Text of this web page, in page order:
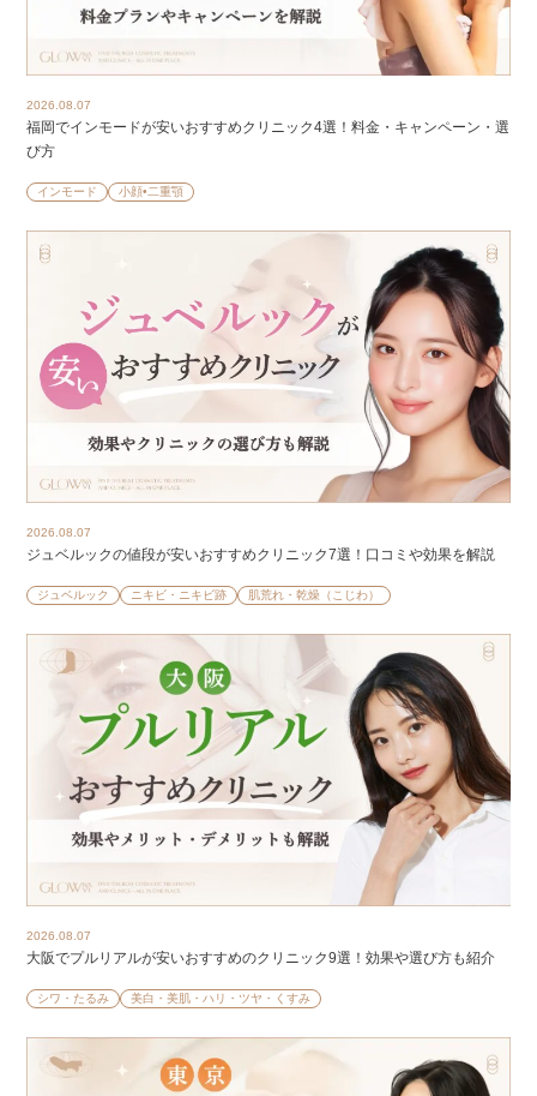
2026.08.07
福岡でインモードが安いおすすめクリニック4選！料金・キャンペーン・選
び方
インモード 小顔•二重顎
2026.08.07
ジュベルックの値段が安いおすすめクリニック7選！口コミや効果を解説
ジュベルック ニキビ・ニキビ跡 肌荒れ・乾燥（こじわ）
2026.08.07
大阪でプルリアルが安いおすすめのクリニック9選！効果や選び方も紹介
シワ・たるみ 美白・美肌・ハリ・ツヤ・くすみ